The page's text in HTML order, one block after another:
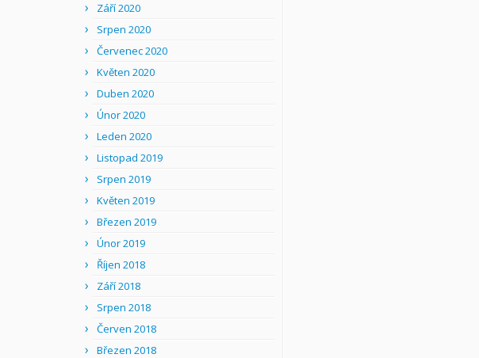
Září 2020
Srpen 2020
Červenec 2020
Květen 2020
Duben 2020
Únor 2020
Leden 2020
Listopad 2019
Srpen 2019
Květen 2019
Březen 2019
Únor 2019
Říjen 2018
Září 2018
Srpen 2018
Červen 2018
Březen 2018